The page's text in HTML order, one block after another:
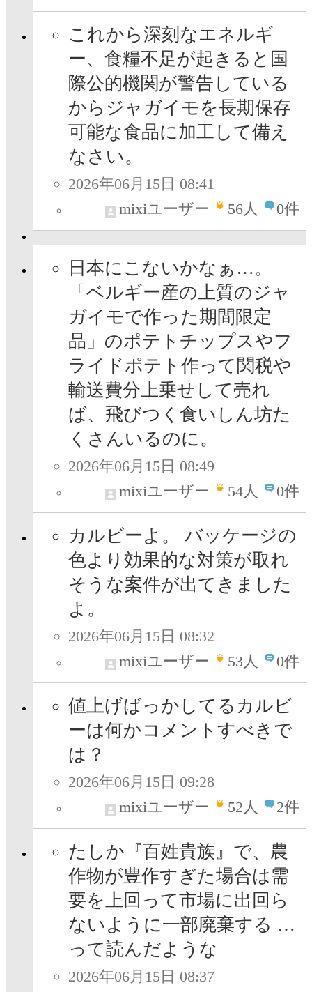
これから深刻なエネルギ
ー、食糧不足が起きると国
際公的機関が警告している
からジャガイモを長期保存
可能な食品に加工して備え
なさい。
2026年06月15日 08:41
mixiユーザー
56人 0件
日本にこないかなぁ…。
「ベルギー産の上質のジャ
ガイモで作った期間限定
品」のポテトチップスやフ
ライドポテト作って関税や
輸送費分上乗せして売れ
ば、飛びつく食いしん坊た
くさんいるのに。
2026年06月15日 08:49
mixiユーザー
54人 0件
カルビーよ。 バッケージの
色より効果的な対策が取れ
そうな案件が出てきました
よ。
2026年06月15日 08:32
mixiユーザー
53人 0件
値上げばっかしてるカルビ
ーは何かコメントすべきで
は？
2026年06月15日 09:28
mixiユーザー
52人 2件
たしか『百姓貴族』で、農
作物が豊作すぎた場合は需
要を上回って市場に出回ら
ないように一部廃棄する …
って読んだような
2026年06月15日 08:37